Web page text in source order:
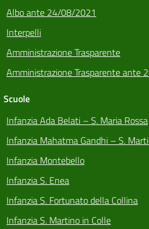
Albo ante 24/08/2021
Interpelli
Amministrazione Trasparente
Amministrazione Trasparente ante
Scuole
Infanzia Ada Belati – S. Maria Rossa
Infanzia Mahatma Gandhi – S.
Infanzia Montebello
Infanzia S. Enea
Infanzia S. Fortunato della Collina
Infanzia S. Martino in Colle